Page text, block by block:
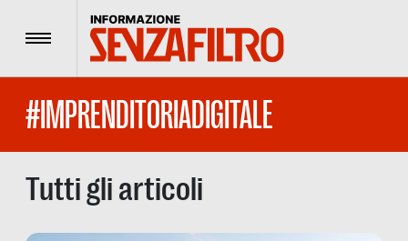
Menu
#IMPRENDITORIADIGITALE
Tutti gli articoli